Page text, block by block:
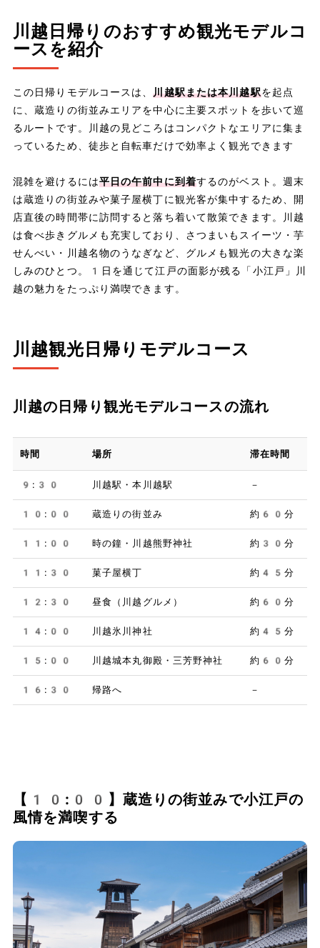
川越日帰りのおすすめ観光モデルコ
ースを紹介
この日帰りモデルコースは、川越駅または本川越駅を起点
に、蔵造りの街並みエリアを中心に主要スポットを歩いて巡
るルートです。川越の見どころはコンパクトなエリアに集ま
っているため、徒歩と自転車だけで効率よく観光できます
混雑を避けるには平日の午前中に到着するのがベスト。週末
は蔵造りの街並みや菓子屋横丁に観光客が集中するため、開
店直後の時間帯に訪問すると落ち着いて散策できます。川越
は食べ歩きグルメも充実しており、さつまいもスイーツ・芋
せんべい・川越名物のうなぎなど、グルメも観光の大きな楽
しみのひとつ。1日を通じて江戸の面影が残る「小江戸」川
越の魅力をたっぷり満喫できます。
川越観光日帰りモデルコース
川越の日帰り観光モデルコースの流れ
時間 場所 滞在時間
9:30 川越駅・本川越駅 －
10:00 蔵造りの街並み 約60分
11:00 時の鐘・川越熊野神社 約30分
11:30 菓子屋横丁 約45分
12:30 昼食（川越グルメ） 約60分
14:00 川越氷川神社 約45分
15:00 川越城本丸御殿・三芳野神社 約60分
16:30 帰路へ －
【10:00】蔵造りの街並みで小江戸の
風情を満喫する